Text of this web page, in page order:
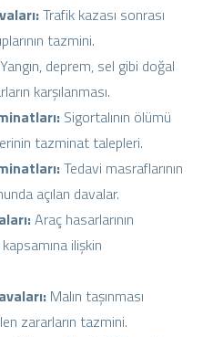
Trafik kazası sonrası
tazmini.
Yangın, deprem, sel gibi doğal
karşılanması.
Sigortalının ölümü
tazminat talepleri.
Tedavi masraflarının
açılan davalar.
Araç hasarlarının
ilişkin
Malın taşınması
zararların tazmini.